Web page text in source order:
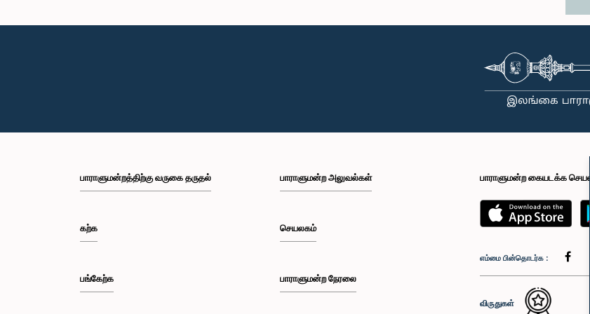
பாராளுமன்றத்திற்கு வருகை தருதல்
கற்க
பங்கேற்க
பாராளுமன்ற அலுவல்கள்
செயலகம்
பாராளுமன்ற நேரலை
பாராளுமன்ற கையடக்க செயலி
எம்மை பின்தொடர்க :
விருதுகள்